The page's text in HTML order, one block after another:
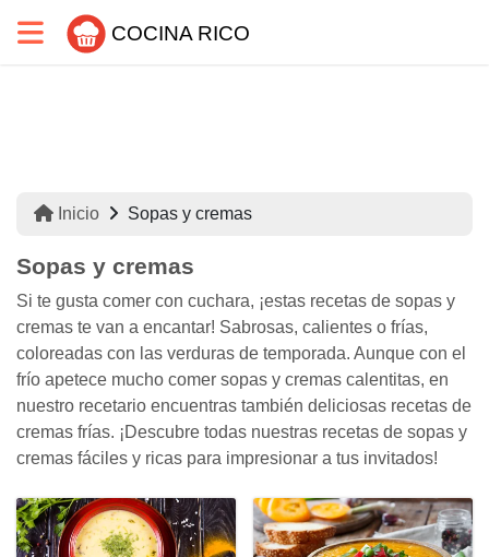
COCINA RICO
Inicio Sopas y cremas
Sopas y cremas
Si te gusta comer con cuchara, ¡estas recetas de sopas y
cremas te van a encantar! Sabrosas, calientes o frías,
coloreadas con las verduras de temporada. Aunque con el
frío apetece mucho comer sopas y cremas calentitas, en
nuestro recetario encuentras también deliciosas recetas de
cremas frías. ¡Descubre todas nuestras recetas de sopas y
cremas fáciles y ricas para impresionar a tus invitados!